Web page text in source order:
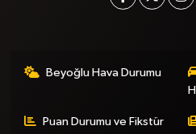
Beyoğlu Hava Durumu
Puan Durumu ve Fikstür